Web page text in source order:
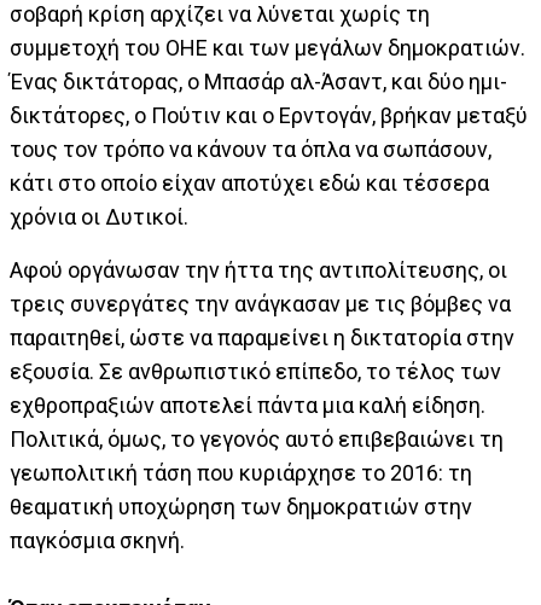
σοβαρή κρίση αρχίζει να λύνεται χωρίς τη
συμμετοχή του ΟΗΕ και των μεγάλων δημοκρατιών.
Ένας δικτάτορας, ο Μπασάρ αλ-Άσαντ, και δύο ημι-
δικτάτορες, ο Πούτιν και ο Ερντογάν, βρήκαν μεταξύ
τους τον τρόπο να κάνουν τα όπλα να σωπάσουν,
κάτι στο οποίο είχαν αποτύχει εδώ και τέσσερα
χρόνια οι Δυτικοί.
Αφού οργάνωσαν την ήττα της αντιπολίτευσης, οι
τρεις συνεργάτες την ανάγκασαν με τις βόμβες να
παραιτηθεί, ώστε να παραμείνει η δικτατορία στην
εξουσία. Σε ανθρωπιστικό επίπεδο, το τέλος των
εχθροπραξιών αποτελεί πάντα μια καλή είδηση.
Πολιτικά, όμως, το γεγονός αυτό επιβεβαιώνει τη
γεωπολιτική τάση που κυριάρχησε το 2016: τη
θεαματική υποχώρηση των δημοκρατιών στην
παγκόσμια σκηνή.